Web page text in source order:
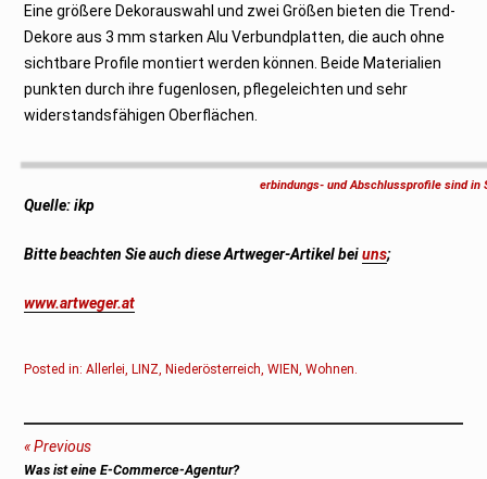
Eine größere Dekorauswahl und zwei Größen bieten die Trend-
Dekore aus 3 mm starken Alu Verbundplatten, die auch ohne
sichtbare Profile montiert werden können. Beide Materialien
punkten durch ihre fugenlosen, pflegeleichten und sehr
widerstandsfähigen Oberflächen.
erbindungs- und Abschlussprofile sind
Quelle: ikp
Bitte beachten Sie auch diese Artweger-Artikel beiuns;
www.artweger.at
Posted in:Allerlei,LINZ,Niederösterreich,WIEN,Wohnen.
Beitragsnavigation
Previous
Previous
Was ist eine E-Commerce-Agentur?